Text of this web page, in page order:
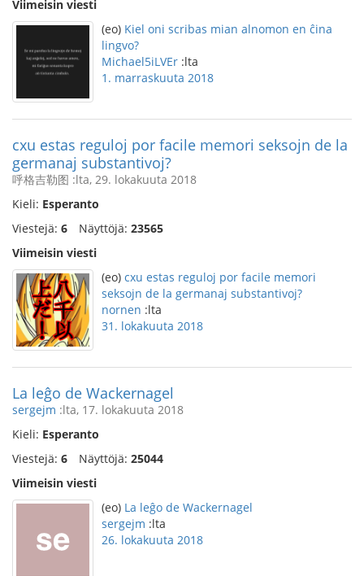
Viimeisin viesti
(eo) Kiel oni scribas mian alnomon en ĉina
lingvo?
Michael5iLVEr :lta
1. marraskuuta 2018
cxu estas reguloj por facile memori seksojn de la
germanaj substantivoj?
呼格吉勒图 :lta, 29. lokakuuta 2018
Kieli: Esperanto
Viestejä: 6 Näyttöjä: 23565
Viimeisin viesti
(eo) cxu estas reguloj por facile memori
seksojn de la germanaj substantivoj?
nornen :lta
31. lokakuuta 2018
La leĝo de Wackernagel
sergejm :lta, 17. lokakuuta 2018
Kieli: Esperanto
Viestejä: 6 Näyttöjä: 25044
Viimeisin viesti
(eo) La leĝo de Wackernagel
sergejm :lta
26. lokakuuta 2018